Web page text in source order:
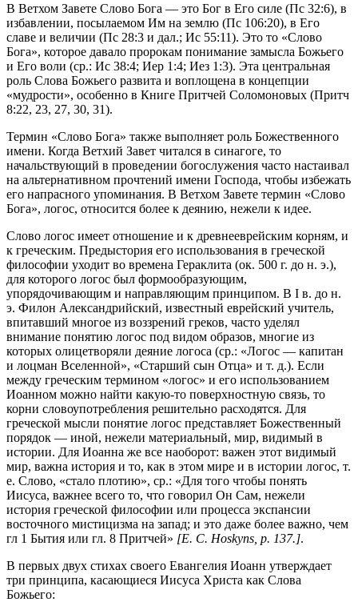
В Ветхом Завете Слово Бога — это Бог в Его силе (Пс 32:6), в
избавлении, посылаемом Им на землю (Пс 106:20), в Его
славе и величии (Пс 28:3 и дал.; Ис 55:11). Это то «Слово
Бога», которое давало пророкам понимание замысла Божьего
и Его воли (ср.: Ис 38:4; Иер 1:4; Иез 1:3). Эта центральная
роль Слова Божьего развита и воплощена в концепции
«мудрости», особенно в Книге Притчей Соломоновых (Притч
8:22, 23, 27, 30, 31).
Термин «Слово Бога» также выполняет роль Божественного
имени. Когда Ветхий Завет читался в синагоге, то
начальствующий в проведении богослужения часто настаивал
на альтернативном прочтений имени Господа, чтобы избежать
его напрасного упоминания. В Ветхом Завете термин «Слово
Бога», логос, относится более к деянию, нежели к идее.
Слово логос имеет отношение и к древнееврейским корням, и
к греческим. Предыстория его использования в греческой
философии уходит во времена Гераклита (ок. 500 г. до н. э.),
для которого логос был формообразующим,
упорядочивающим и направляющим принципом. В I в. до н.
э. Филон Александрийский, известный еврейский учитель,
впитавший многое из воззрений греков, часто уделял
внимание понятию логос под видом образов, многие из
которых олицетворяли деяние логоса (ср.: «Логос — капитан
и лоцман Вселенной», «Старший сын Отца» и т. д.). Если
между греческим термином «логос» и его использованием
Иоанном можно найти какую-то поверхностную связь, то
корни словоупотребления решительно расходятся. Для
греческой мысли понятие логос представляет Божественный
порядок — иной, нежели материальный, мир, видимый в
истории. Для Иоанна же все наоборот: важен этот видимый
мир, важна история и то, как в этом мире и в истории логос, т.
е. Слово, «стало плотию», ср.: «Для того чтобы понять
Иисуса, важнее всего то, что говорил Он Сам, нежели
история греческой философии или процесса экспансии
восточного мистицизма на запад; и это даже более важно, чем
гл 1 Бытия или гл. 8 Притчей» [Е. С. Hoskyns, р. 137.].
В первых двух стихах своего Евангелия Иоанн утверждает
три принципа, касающиеся Иисуса Христа как Слова
Божьего: